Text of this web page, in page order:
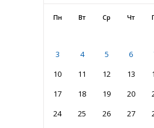
Пн Вт Ср Чт
3
4 5 6
10
11 12 13
17
18 19 20
24
25 26 27